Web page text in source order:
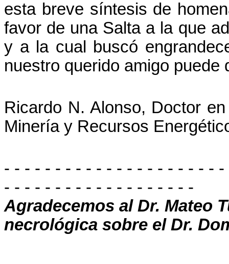
esta breve síntesis de
favor de una Salta a la que
y a la cual buscó
nuestro querido amigo puede
Ricardo N. Alonso, Doctor
Minería y Recursos
- - - - - - - - - - - - - - - - - - - - -
- - - - - - - - - - - - - - - - - - -
Agradecemos al Dr. Mateo
necrológica sobre el Dr.